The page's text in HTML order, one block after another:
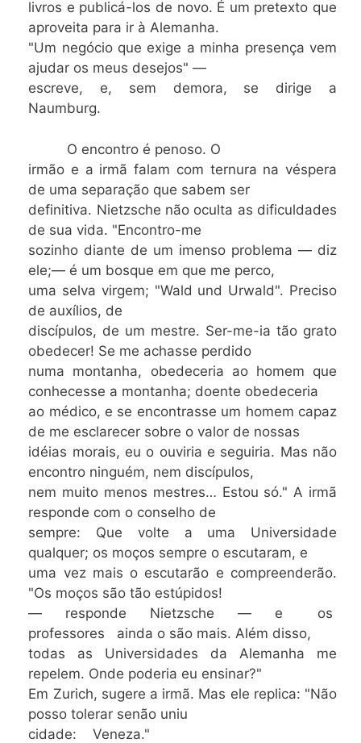
livros e publicá-los de novo. É um pretexto que
aproveita para ir à Alemanha.
"Um negócio que exige a minha presença vem
ajudar os meus desejos" —
escreve, e, sem demora, se dirige a
Naumburg.
O encontro é penoso. O
irmão e a irmã falam com ternura na véspera
de uma separação que sabem ser
definitiva. Nietzsche não oculta as dificuldades
de sua vida. "Encontro-me
sozinho diante de um imenso problema — diz
ele;— é um bosque em que me perco,
uma selva virgem; "Wald und Urwald". Preciso
de auxílios, de
discípulos, de um mestre. Ser-me-ia tão grato
obedecer! Se me achasse perdido
numa montanha, obedeceria ao homem que
conhecesse a montanha; doente obedeceria
ao médico, e se encontrasse um homem capaz
de me esclarecer sobre o valor de nossas
idéias morais, eu o ouviria e seguiria. Mas não
encontro ninguém, nem discípulos,
nem muito menos mestres… Estou só." A irmã
responde com o conselho de
sempre: Que volte a uma Universidade
qualquer; os moços sempre o escutaram, e
uma vez mais o escutarão e compreenderão.
"Os moços são tão estúpidos!
— responde Nietzsche — e os
professores ainda o são mais. Além disso,
todas as Universidades da Alemanha me
repelem. Onde poderia eu ensinar?"
Em Zurich, sugere a irmã. Mas ele replica: "Não
posso tolerar senão uniu
cidade: Veneza."